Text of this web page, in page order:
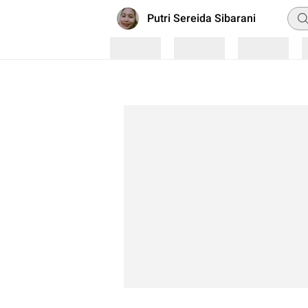
Putri Sereida Sibarani